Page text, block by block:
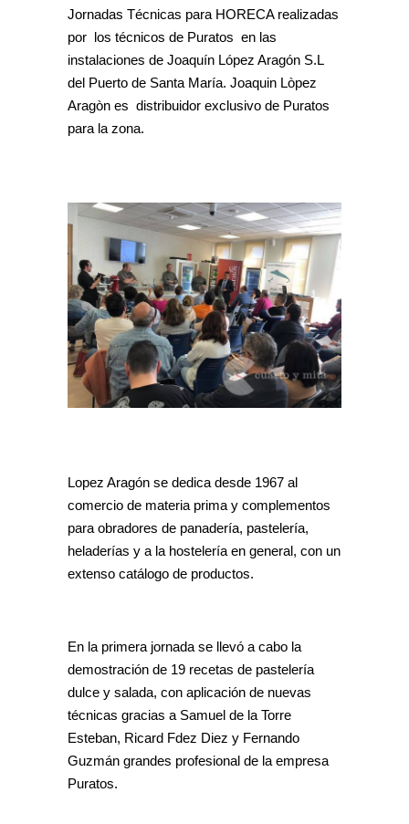
Jornadas Técnicas para HORECA realizadas
por los técnicos de Puratos en las
instalaciones de Joaquín López Aragón S.L
del Puerto de Santa María. Joaquin Lòpez
Aragòn es distribuidor exclusivo de Puratos
para la zona.
Lopez Aragón se dedica desde 1967 al
comercio de materia prima y complementos
para obradores de panadería, pastelería,
heladerías y a la hostelería en general, con un
extenso catálogo de productos.
En la primera jornada se llevó a cabo la
demostración de 19 recetas de pastelería
dulce y salada, con aplicación de nuevas
técnicas gracias a Samuel de la Torre
Esteban, Ricard Fdez Diez y Fernando
Guzmán grandes profesional de la empresa
Puratos.